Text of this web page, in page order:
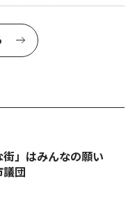
」はみんなの願い
議団